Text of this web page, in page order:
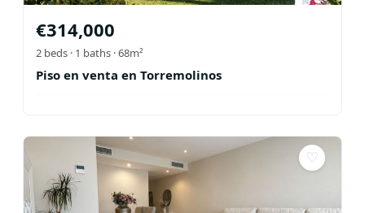
€314,000
2 beds · 1 baths · 68m²
Piso en venta en Torremolinos
♡